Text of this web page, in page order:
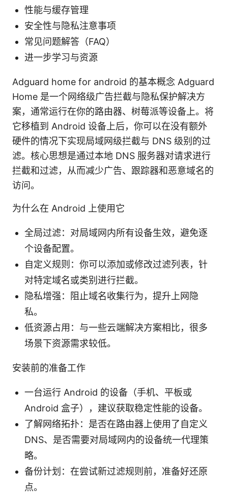
性能与缓存管理
安全性与隐私注意事项
常见问题解答（FAQ）
进一步学习与资源
Adguard home for android 的基本概念 Adguard
Home 是一个网络级广告拦截与隐私保护解决方
案，通常运行在你的路由器、树莓派等设备上。将
它移植到 Android 设备上后，你可以在没有额外
硬件的情况下实现局域网级拦截与 DNS 级别的过
滤。核心思想是通过本地 DNS 服务器对请求进行
拦截和过滤，从而减少广告、跟踪器和恶意域名的
访问。
为什么在 Android 上使用它
全局过滤：对局域网内所有设备生效，避免逐
个设备配置。
自定义规则：你可以添加或修改过滤列表，针
对特定域名或类别进行拦截。
隐私增强：阻止域名收集行为，提升上网隐
私。
低资源占用：与一些云端解决方案相比，很多
场景下资源需求较低。
安装前的准备工作
一台运行 Android 的设备（手机、平板或
Android 盒子），建议获取稳定性能的设备。
了解网络拓扑：是否在路由器上使用了自定义
DNS、是否需要对局域网内的设备统一代理策
略。
备份计划：在尝试新过滤规则前，准备好还原
点。